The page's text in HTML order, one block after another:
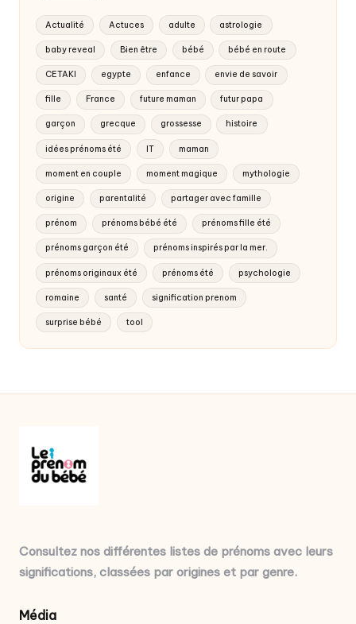
Actualité Actuces adulte astrologie
baby reveal Bien être bébé bébé en route
CETAKI egypte enfance envie de savoir
fille France future maman futur papa
garçon grecque grossesse histoire
idées prénoms été IT maman
moment en couple moment magique mythologie
origine parentalité partager avec famille
prénom prénoms bébé été prénoms fille été
prénoms garçon été prénoms inspirés par la mer.
prénoms originaux été prénoms été psychologie
romaine santé signification prenom
surprise bébé tool
Consultez nos différentes listes de prénoms avec leurs
significations, classées par origines et par genre.
Média